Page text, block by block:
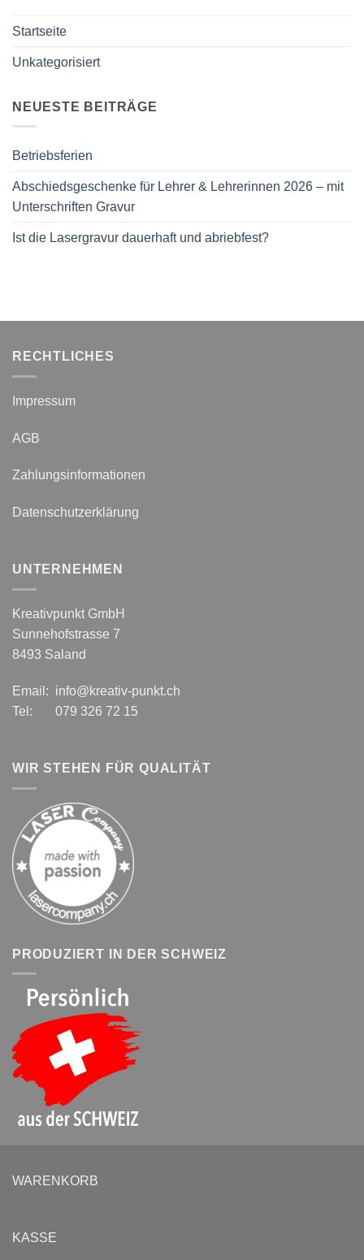
Startseite
Unkategorisiert
NEUESTE BEITRÄGE
Betriebsferien
Abschiedsgeschenke für Lehrer & Lehrerinnen 2026 – mit
Unterschriften Gravur
Ist die Lasergravur dauerhaft und abriebfest?
RECHTLICHES
Impressum
AGB
Zahlungsinformationen
Datenschutzerklärung
UNTERNEHMEN
Kreativpunkt GmbH
Sunnehofstrasse 7
8493 Saland
Email: info@kreativ-punkt.ch
Tel: 079 326 72 15
WIR STEHEN FÜR QUALITÄT
PRODUZIERT IN DER SCHWEIZ
WARENKORB
KASSE